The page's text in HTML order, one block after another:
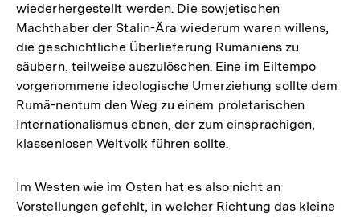
wiederhergestellt werden. Die sowjetischen
Machthaber der Stalin-Ära wiederum waren willens,
die geschichtliche Überlieferung Rumäniens zu
säubern, teilweise auszulöschen. Eine im Eiltempo
vorgenommene ideologische Umerziehung sollte dem
Rumä-nentum den Weg zu einem proletarischen
Internationalismus ebnen, der zum einsprachigen,
klassenlosen Weltvolk führen sollte.
Im Westen wie im Osten hat es also nicht an
Vorstellungen gefehlt, in welcher Richtung das kleine